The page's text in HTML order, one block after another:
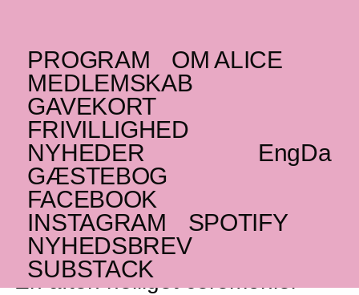
PROGRAM
OM ALICE
MEDLEMSKAB
GAVEKORT
FRIVILLIGHED
NYHEDER
Da
Eng
GÆSTEBOG
FACEBOOK
INSTAGRAM
SPOTIFY
NYHEDSBREV
SUBSTACK
MANDAG _30.11.20
Stella Chiweshe
Greta Eacott
Mbira og tuareg-blues
FÅ BILLETTER
En aften helliget ceremoniel